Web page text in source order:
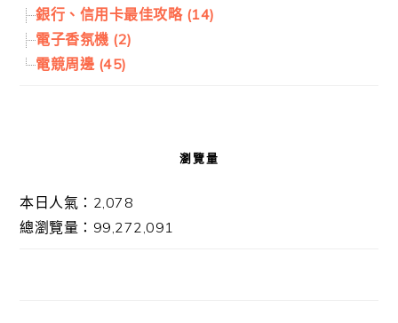
銀行、信用卡最佳攻略 (14)
電子香氛機 (2)
電競周邊 (45)
瀏覽量
本日人氣：2,078
總瀏覽量：99,272,091